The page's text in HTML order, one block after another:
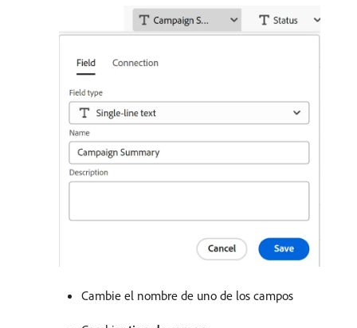
Cambie el nombre de uno de los campos